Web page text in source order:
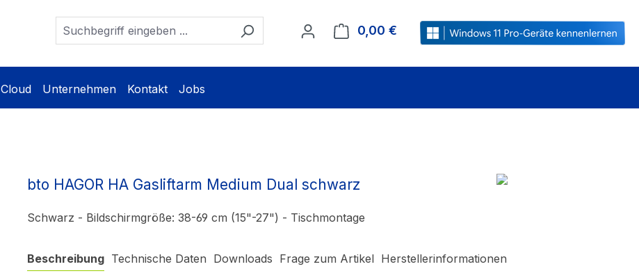
0,00 € Warenkorb enthält 0 Positionen. Der
Cloud Unternehmen Kontakt Jobs
bto HAGOR HA Gasliftarm Medium Dual schwarz
Schwarz - Bildschirmgröße: 38-69 cm (15"-27") - Tischmontage
Beschreibung Technische Daten Downloads Frage zum Artikel Herstellerinformationen